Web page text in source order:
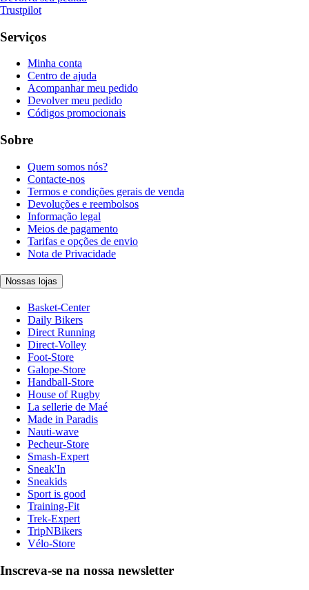
Trustpilot
Serviços
Minha conta
Centro de ajuda
Acompanhar meu pedido
Devolver meu pedido
Códigos promocionais
Sobre
Quem somos nós?
Contacte-nos
Termos e condições gerais de venda
Devoluções e reembolsos
Informação legal
Meios de pagamento
Tarifas e opções de envio
Nota de Privacidade
Nossas lojas
Basket-Center
Daily Bikers
Direct Running
Direct-Volley
Foot-Store
Galope-Store
Handball-Store
House of Rugby
La sellerie de Maé
Made in Paradis
Nauti-wave
Pecheur-Store
Smash-Expert
Sneak'In
Sneakids
Sport is good
Training-Fit
Trek-Expert
TripNBikers
Vélo-Store
Inscreva-se na nossa newsletter